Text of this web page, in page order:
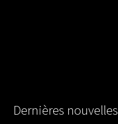
Dernières nouvelles